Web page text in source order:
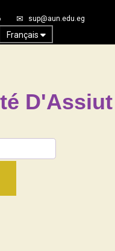
sup@aun.edu.eg
Français
D'Assiut